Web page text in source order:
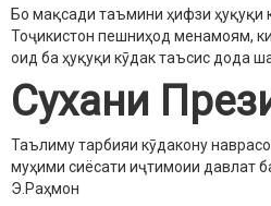
Бо мақсади таъмини ҳифзи ҳуқуқи
Тоҷикистон пешниҳод менамоям,
оид ба ҳуқуқи кӯдак таъсис дода
Сухани
Таълиму тарбияи кӯдакону
муҳими сиёсати иҷтимоии давлат
Э.Раҳмон